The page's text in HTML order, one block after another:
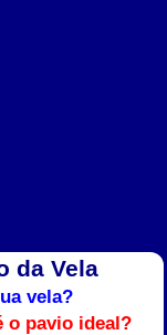
da Vela
vela?
o pavio ideal?